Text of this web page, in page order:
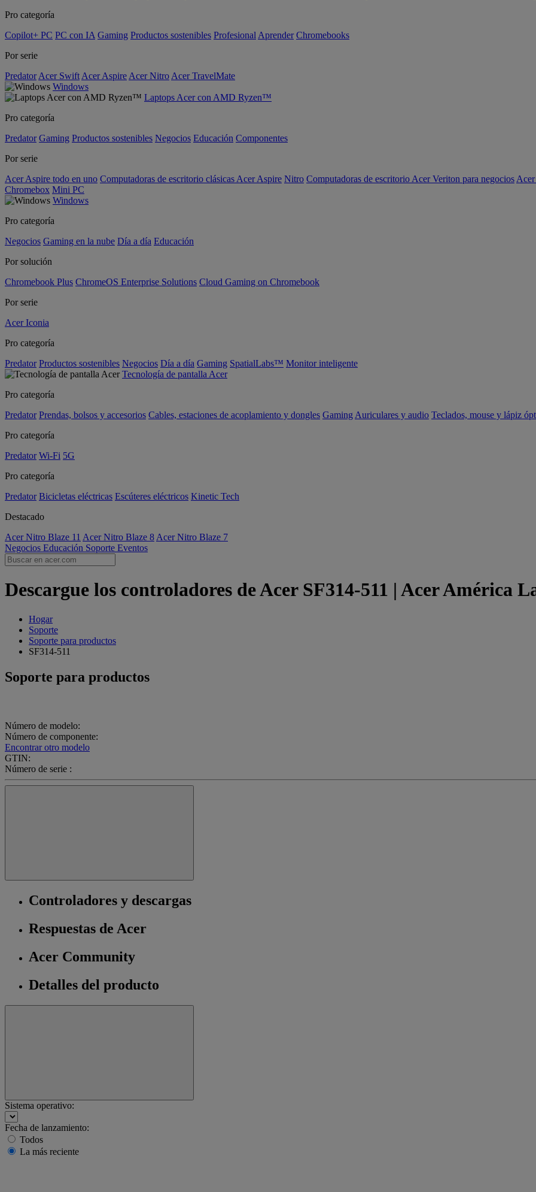
Pro categoría
Copilot+ PC PC con IA Gaming Productos sostenibles Profesional Aprender Chromebooks
Por serie
Predator Acer Swift Acer Aspire Acer Nitro Acer TravelMate
Windows
Laptops Acer con AMD Ryzen™
Pro categoría
Predator Gaming Productos sostenibles Negocios Educación Componentes
Por serie
Acer Aspire todo en uno Computadoras de escritorio clásicas Acer Aspire Nitro Computadoras de escritorio Acer Veriton para negocios
Chromebox Mini PC
Windows
Pro categoría
Negocios Gaming en la nube Día a día Educación
Por solución
Chromebook Plus ChromeOS Enterprise Solutions Cloud Gaming on Chromebook
Por serie
Acer Iconia
Pro categoría
Predator Productos sostenibles Negocios Día a día Gaming SpatialLabs™ Monitor inteligente
Tecnología de pantalla Acer
Pro categoría
Predator Prendas, bolsos y accesorios Cables, estaciones de acoplamiento y dongles Gaming Auriculares y audio Teclados, mouse y lápiz
Pro categoría
Predator Wi-Fi 5G
Pro categoría
Predator Bicicletas eléctricas Escúteres eléctricos Kinetic Tech
Destacado
Acer Nitro Blaze 11 Acer Nitro Blaze 8 Acer Nitro Blaze 7
Negocios Educación Soporte Eventos
Descargue los controladores de Acer SF314-511 | Acer América
Hogar
Soporte
Soporte para productos
SF314-511
Soporte para productos
Número de modelo:
Número de componente:
Encontrar otro modelo
GTIN:
Número de serie :
Controladores y descargas
Respuestas de Acer
Acer Community
Detalles del producto
Sistema operativo:
Fecha de lanzamiento:
Todos
La más reciente